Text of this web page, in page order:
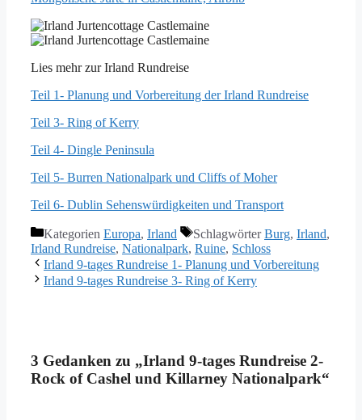
Lies mehr zur Irland Rundreise
Teil 1- Planung und Vorbereitung der Irland Rundreise
Teil 3- Ring of Kerry
Teil 4- Dingle Peninsula
Teil 5- Burren Nationalpark und Cliffs of Moher
Teil 6- Dublin Sehenswürdigkeiten und Transport
Kategorien Europa, Irland SchlagwörterBurg, Irland,
Irland Rundreise, Nationalpark, Ruine, Schloss
Irland 9-tages Rundreise 1- Planung und Vorbereitung
Irland 9-tages Rundreise 3- Ring of Kerry
3 Gedanken zu „Irland 9-tages Rundreise 2-
Rock of Cashel und Killarney Nationalpark“